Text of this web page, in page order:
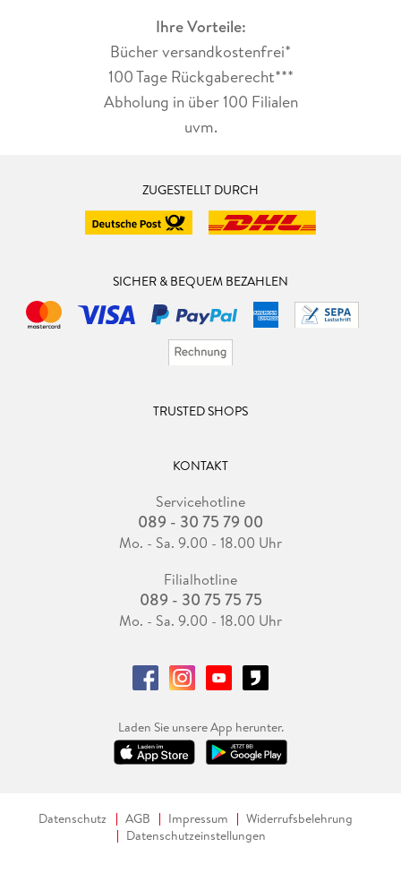
Ihre Vorteile:
Bücher versandkostenfrei*
100 Tage Rückgaberecht***
Abholung in über 100 Filialen
uvm.
ZUGESTELLT DURCH
SICHER & BEQUEM BEZAHLEN
TRUSTED SHOPS
KONTAKT
Servicehotline
089 - 30 75 79 00
Mo. - Sa. 9.00 - 18.00 Uhr
Filialhotline
089 - 30 75 75 75
Mo. - Sa. 9.00 - 18.00 Uhr
Laden Sie unsere App herunter.
Datenschutz AGB Impressum
Widerrufsbelehrung
Datenschutzeinstellungen